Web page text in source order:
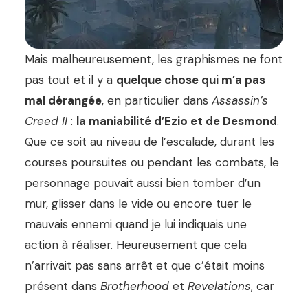
Mais malheureusement, les graphismes ne font
pas tout et il y a quelque chose qui m’a pas
mal dérangée, en particulier dans Assassin’s
Creed II : la maniabilité d’Ezio et de Desmond.
Que ce soit au niveau de l’escalade, durant les
courses poursuites ou pendant les combats, le
personnage pouvait aussi bien tomber d’un
mur, glisser dans le vide ou encore tuer le
mauvais ennemi quand je lui indiquais une
action à réaliser. Heureusement que cela
n’arrivait pas sans arrêt et que c’était moins
présent dans Brotherhood et Revelations, car